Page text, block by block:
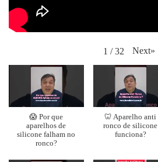
1 / 32 Next»
😱 Por que
aparelhos de
silicone falham no
ronco?
🦷 Aparelho anti
ronco de silicone
funciona?